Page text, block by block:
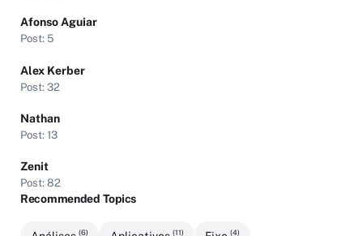
Afonso Aguiar
Post: 5
Alex Kerber
Post: 32
Nathan
Post: 13
Zenit
Post: 82
Recommended Topics
(6) (11) (4)